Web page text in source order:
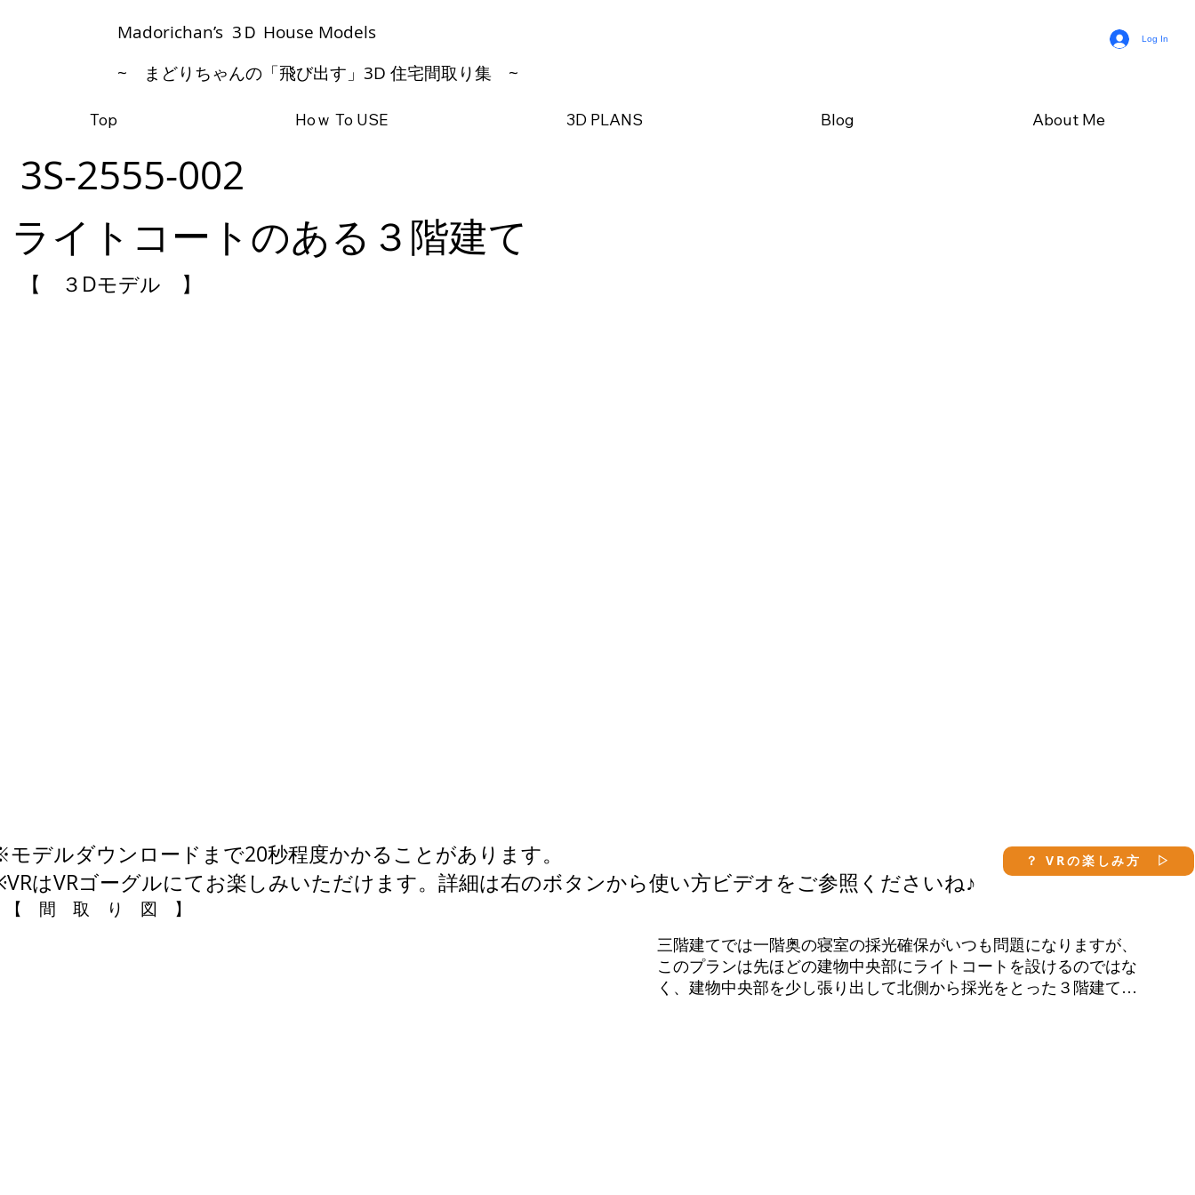
​Madorichan’s 3Ｄ House Models Log In
Top Hoｗ To USE 3D PLANS Blog About Me
~ まどりちゃんの「飛び出す」3D 住宅間取り集~
3S-2555-002
ライトコートのある３階建て
【 ３Dモデル 】
デルダウンロードまで20秒程度かかることがあります。
はVRゴーグルにてお楽しみいただけます。詳細は右のボタンから使い方ビデオをご参照くださいね♪
？ VRの楽しみ方 ▷
【 間 取 り 図 】
三階建てでは一階奥の寝室の採光確保がいつも問題になりますが、
このプランは先ほどの建物中央部にライトコートを設けるのではな
く、建物中央部を少し張り出して北側から採光をとった３階建ての